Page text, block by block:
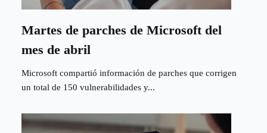
Martes de parches de Microsoft del
mes de abril
Microsoft compartió información de parches que corrigen
un total de 150 vulnerabilidades y...